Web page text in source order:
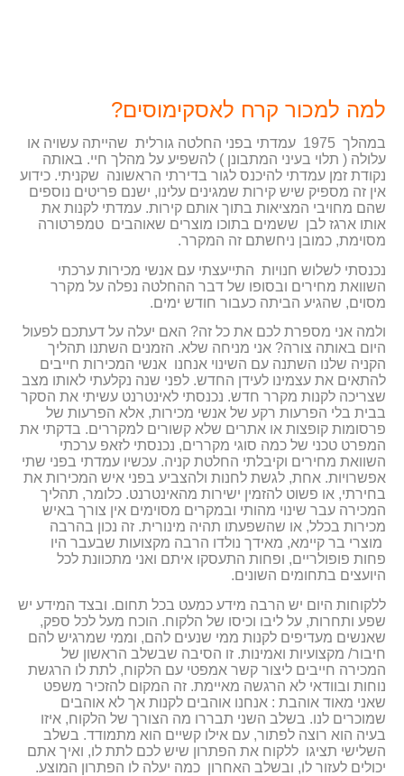
למה למכור קרח לאסקימוסים?
במהלך 1975 עמדתי בפני החלטה גורלית שהייתה עשויה או
עלולה ( תלוי בעיני המתבונן ) להשפיע על מהלך חיי. באותה
נקודת זמן עמדתי להיכנס לגור בדירתי הראשונה שקניתי. כידוע
אין זה מספיק שיש קירות שמגינים עלינו, ישנם פריטים נוספים
שהם מחויבי המציאות בתוך אותם קירות. עמדתי לקנות את
אותו ארגז לבן ששמים בתוכו מוצרים שאוהבים טמפרטורה
מסוימת, כמובן ניחשתם זה המקרר.
נכנסתי לשלוש חנויות התייעצתי עם אנשי מכירות ערכתי
השוואת מחירים ובסופו של דבר ההחלטה נפלה על מקרר
מסוים, שהגיע הביתה כעבור חודש ימים.
ולמה אני מספרת לכם את כל זה? האם יעלה על דעתכם לפעול
היום באותה צורה? אני מניחה שלא. הזמנים השתנו תהליך
הקניה שלנו השתנה עם השינוי אנחנו אנשי המכירות חייבים
להתאים את עצמינו לעידן החדש. לפני שנה נקלעתי לאותו מצב
שצריכה לקנות מקרר חדש. נכנסתי לאינטרנט עשיתי את הסקר
בבית בלי הפרעות רקע של אנשי מכירות, אלא הפרעות של
פרסומות קופצות או אתרים שלא קשורים למקררים. בדקתי את
המפרט טכני של כמה סוגי מקררים, נכנסתי לזאפ ערכתי
השוואת מחירים וקיבלתי החלטת קניה. עכשיו עמדתי בפני שתי
אפשרויות. אחת, לגשת לחנות ולהצביע בפני איש המכירות את
בחירתי, או פשוט להזמין ישירות מהאינטרנט. כלומר, תהליך
המכירה עבר שינוי מהותי ובמקרים מסוימים אין צורך באיש
מכירות בכלל, או שהשפעתו תהיה מינורית. זה נכון בהרבה
מוצרי בר קיימא, מאידך נולדו הרבה מקצועות שבעבר היו
פחות פופולריים, ופחות התעסקו איתם ואני מתכוונת לכל
היועצים בתחומים השונים.
ללקוחות היום יש הרבה מידע כמעט בכל תחום. ובצד המידע יש
שפע ותחרות, על ליבו וכיסו של הלקוח. הוכח מעל לכל ספק,
שאנשים מעדיפים לקנות ממי שנעים להם, וממי שמרגיש להם
חיבור/ מקצועיות ואמינות. זו הסיבה שבשלב הראשון של
המכירה חייבים ליצור קשר אמפטי עם הלקוח, לתת לו הרגשת
נוחות ובוודאי לא הרגשה מאיימת. זה המקום להזכיר משפט
שאני מאוד אוהבת : אנחנו אוהבים לקנות אך לא אוהבים
שמוכרים לנו. בשלב השני תבררו מה הצורך של הלקוח, איזו
בעיה הוא רוצה לפתור, עם אילו קשיים הוא מתמודד. בשלב
השלישי תציגו ללקוח את הפתרון שיש לכם לתת לו, ואיך אתם
יכולים לעזור לו, ובשלב האחרון כמה יעלה לו הפתרון המוצע.